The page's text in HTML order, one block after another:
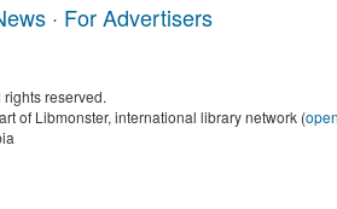
· For Advertisers
reserved.
of Libmonster, international library network (